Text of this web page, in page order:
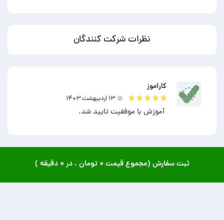
نظرات شرکت کنندگان
کارآموز
۱۳ ارديبهشت ۱۴۰۳
آموزش با موفقیت تایید شد.
ثبت سفارش (مجموع قیمت ۰ تومان ، در ۰ دقیقه )